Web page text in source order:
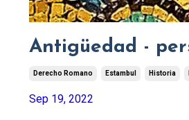
Antigüedad -
Derecho Romano Estambul Historia
Sep 19, 2022